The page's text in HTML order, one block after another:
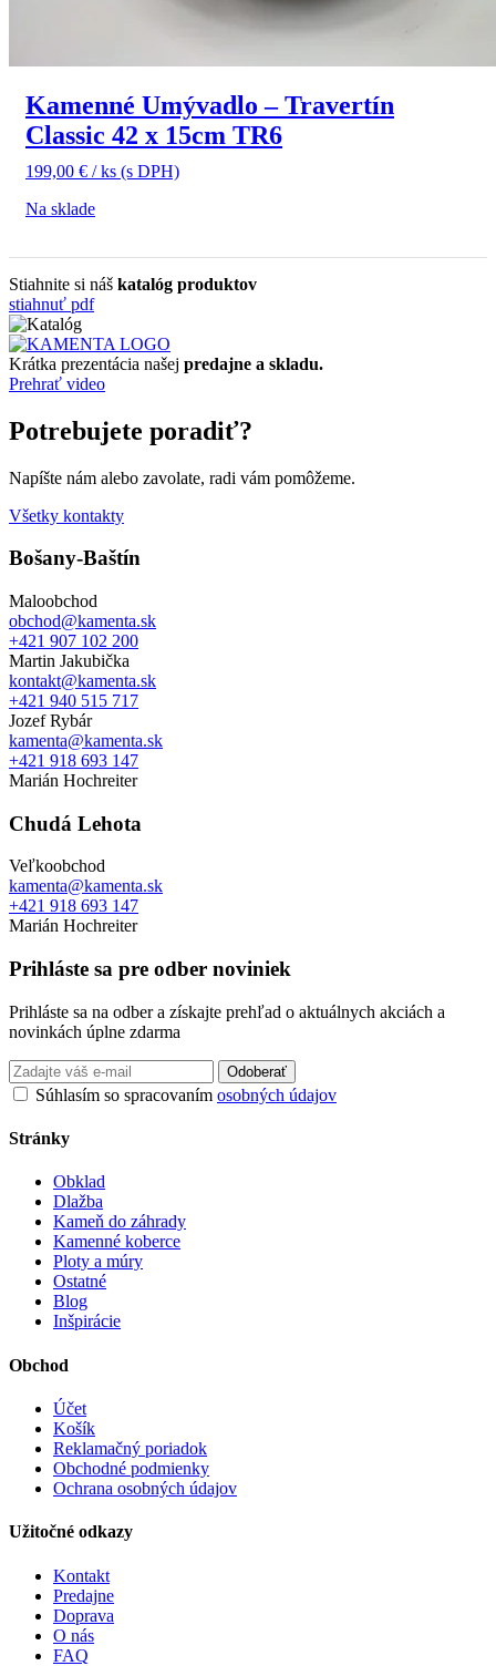
Kamenné Umývadlo – Travertín
Classic 42 x 15cm TR6
199,00 € / ks (s DPH)
Na sklade
Stiahnite si náš katalóg produktov
stiahnuť pdf
Krátka prezentácia našej predajne a skladu.
Prehrať video
Potrebujete poradiť?
Napíšte nám alebo zavolate, radi vám pomôžeme.
Všetky kontakty
Bošany-Baštín
Maloobchod
obchod@kamenta.sk
+421 907 102 200
Martin Jakubička
kontakt@kamenta.sk
+421 940 515 717
Jozef Rybár
kamenta@kamenta.sk
+421 918 693 147
Marián Hochreiter
Chudá Lehota
Veľkoobchod
kamenta@kamenta.sk
+421 918 693 147
Marián Hochreiter
Prihláste sa pre odber noviniek
Prihláste sa na odber a získajte prehľad o aktuálnych akciách a
novinkách úplne zdarma
Odoberať
Súhlasím so spracovaním osobných údajov
Stránky
Obklad
Dlažba
Kameň do záhrady
Kamenné koberce
Ploty a múry
Ostatné
Blog
Inšpirácie
Obchod
Účet
Košík
Reklamačný poriadok
Obchodné podmienky
Ochrana osobných údajov
Užitočné odkazy
Kontakt
Predajne
Doprava
O nás
FAQ